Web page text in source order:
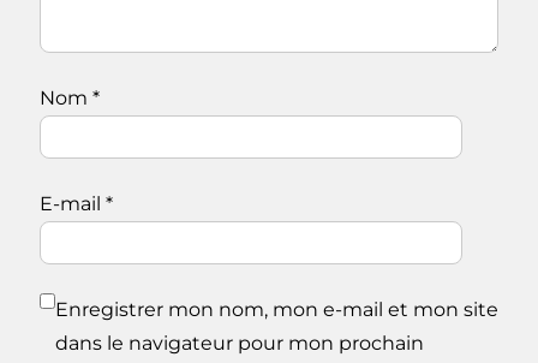
Nom *
E-mail *
Enregistrer mon nom, mon e-mail et mon site
dans le navigateur pour mon prochain